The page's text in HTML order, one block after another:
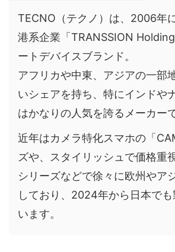
TECNO（テクノ）は、2006年
港系企業「TRANSSION
ートデバイスブランド。
アフリカや中東、アジアの一部
いシェアを持ち、特にインドや
はかなりの人気を誇るメーカーで
近年はカメラ特化スマホの「
ズや、スタイリッシュで価格重
シリーズなどで徐々に欧州やア
しており、2024年から日本で
います。